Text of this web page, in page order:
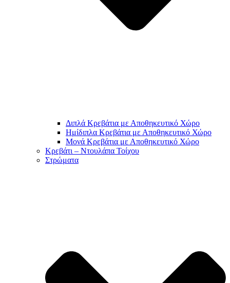
Διπλά Κρεβάτια με Αποθηκευτικό Χώρο
Ημίδιπλα Κρεβάτια με Αποθηκευτικό Χώρο
Μονά Κρεβάτια με Αποθηκευτικό Χώρο
Κρεβάτι – Ντουλάπα Τοίχου
Στρώματα